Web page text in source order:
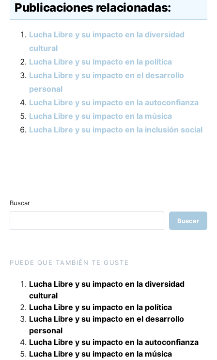
Publicaciones relacionadas:
Lucha Libre y su impacto en la diversidad
cultural
Lucha Libre y su impacto en la política
Lucha Libre y su impacto en el desarrollo
personal
Lucha Libre y su impacto en la autoconfianza
Lucha Libre y su impacto en la música
Lucha Libre y su impacto en la inclusión social
Buscar
Buscar
PUEDE QUE TAMBIÉN TE GUSTE
Lucha Libre y su impacto en la diversidad
cultural
Lucha Libre y su impacto en la política
Lucha Libre y su impacto en el desarrollo
personal
Lucha Libre y su impacto en la autoconfianza
Lucha Libre y su impacto en la música